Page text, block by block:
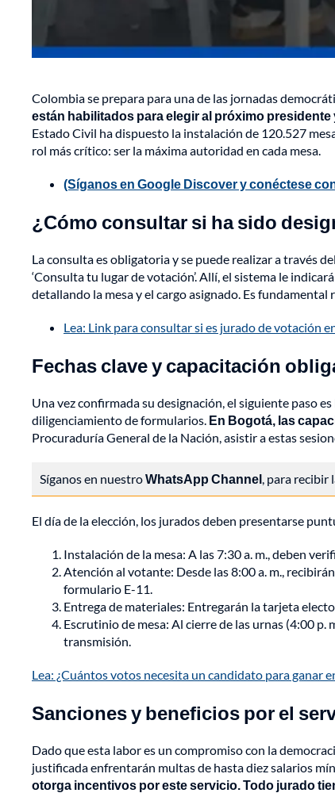
Colombia se prepara para una de las jornadas
están habilitados para elegir al próximo
Estado Civil ha dispuesto la instalación de 120.527
rol más crítico: ser la máxima autoridad en cada mesa.
(Síganos en Google Discover y conéctese
¿Cómo consultar si ha sido
La consulta es obligatoria y se puede realizar a través
‘Consulta tu lugar de votación’. Allí, el sistema le
detallando la mesa y el cargo asignado. Es
Lea: Link para consultar si es jurado de votación
Fechas clave y capacitación
Una vez confirmada su designación, el siguiente paso
diligenciamiento de formularios. En Bogotá, las
Procuraduría General de la Nación, asistir a estas
Síganos en nuestroWhatsApp Channel , para
El día de la elección, los jurados deben presentarse
Instalación de la mesa: A las 7:30 a. m., deben
Atención al votante: Desde las 8:00 a. m.,
formulario E-11.
Entrega de materiales: Entregarán la tarjeta
Escrutinio de mesa: Al cierre de las urnas (4:00
transmisión.
Lea: ¿Cuántos votos necesita un candidato para ganar
Sanciones y beneficios por el
Dado que esta labor es un compromiso con la
justificada enfrentarán multas de hasta diez salarios
otorga incentivos por este servicio. Todo jurado